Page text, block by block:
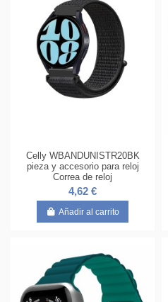
Celly WBANDUNISTR20BK
pieza y accesorio para reloj
Correa de reloj
4,62 €
Añadir al carrito